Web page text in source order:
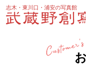
志木・東川口・浦安の写真館